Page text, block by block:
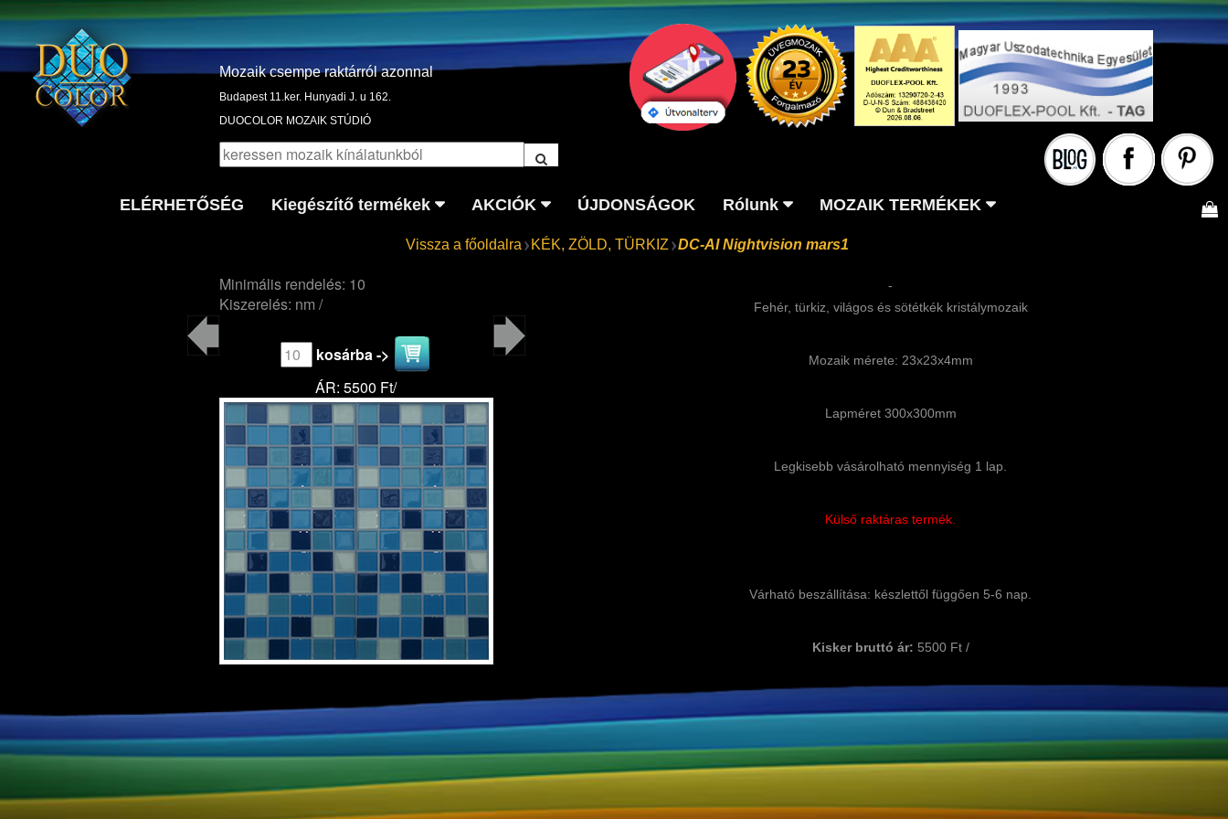
Mozaik csempe raktárról azonnal
Budapest 11.ker. Hunyadi J. u 162.
DUOCOLOR MOZAIK STÚDIÓ
ELÉRHETŐSÉG Kiegészítő termékek AKCIÓK ÚJDONSÁGOK Rólunk MOZAIK TERMÉKEK
Vissza a főoldalra KÉK, ZÖLD, TÜRKIZ DC-AI Nightvision mars1
Minimális rendelés: 10
Kiszerelés: nm /
kosárba ->
ÁR: 5500 Ft/
-
Fehér, türkiz, világos és sötétkék kristálymozaik
Mozaik mérete: 23x23x4mm
Lapméret 300x300mm
Legkisebb vásárolható mennyiség 1 lap.
Külső raktáras termék.
Várható beszállítása: készlettől függően 5-6 nap.
Kisker bruttó ár: 5500 Ft /